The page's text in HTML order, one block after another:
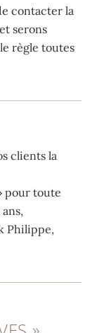
contacter la
serons
règle toutes
clients la
pour toute
Philippe,